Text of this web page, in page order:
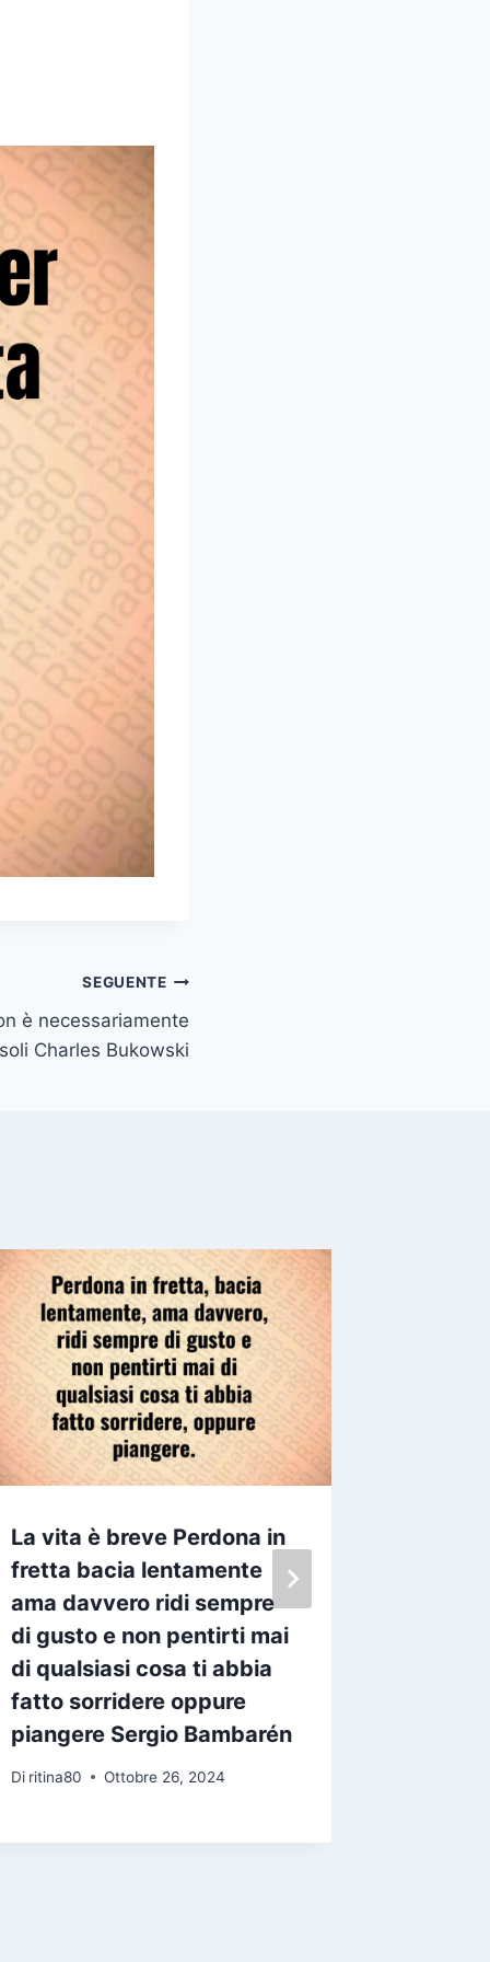
SEGUENTE
è necessariamente
Charles Bukowski
La vita è breve Perdona in
fretta bacia lentamente
ama davvero ridi sempre
di gusto e non pentirti mai
di qualsiasi cosa ti abbia
fatto sorridere oppure
piangere Sergio Bambarén
Di ritina80 Ottobre 26, 2024